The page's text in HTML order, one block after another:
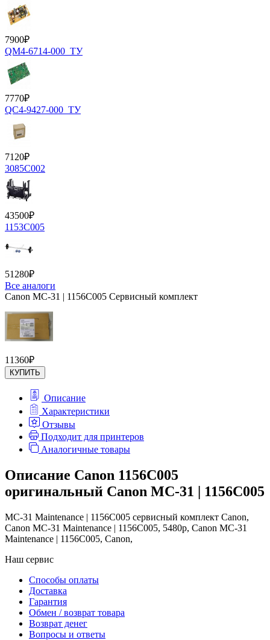
7900₽
QM4-6714-000_ТУ
7770₽
QC4-9427-000_ТУ
7120₽
3085C002
43500₽
1153C005
51280₽
Все аналоги
Canon MC-31 | 1156C005 Сервисный комплект
11360₽
КУПИТЬ
Описание
Характеристики
Отзывы
Подходит для принтеров
Аналогичные товары
Описание Canon 1156C005
оригинальный Canon MC-31 | 1156C005
MC-31 Maintenance | 1156C005 сервисный комплект Canon,
Canon MC-31 Maintenance | 1156C005, 5480p, Canon MC-31
Maintenance | 1156C005, Canon,
Наш сервис
Способы оплаты
Доставка
Гарантия
Обмен / возврат товара
Возврат денег
Вопросы и ответы